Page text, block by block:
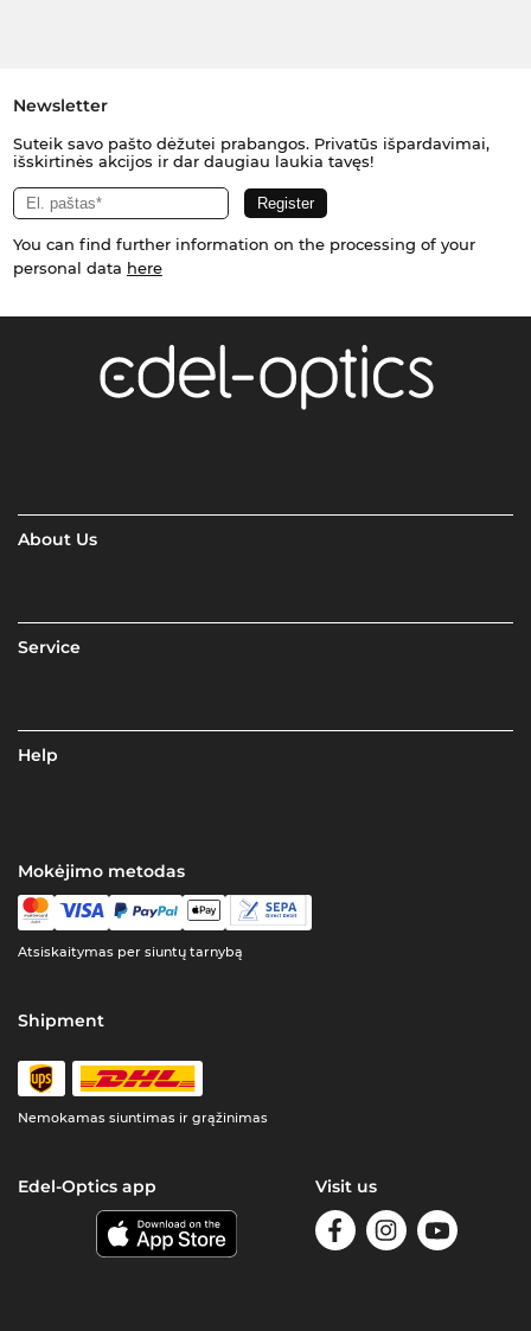
Newsletter
Suteik savo pašto dėžutei prabangos. Privatūs išpardavimai,
išskirtinės akcijos ir dar daugiau laukia tavęs!
You can find further information on the processing of your
personal data here
About Us
Service
Help
Mokėjimo metodas
Atsiskaitymas per siuntų tarnybą
Shipment
Nemokamas siuntimas ir grąžinimas
Edel-Optics app Visit us